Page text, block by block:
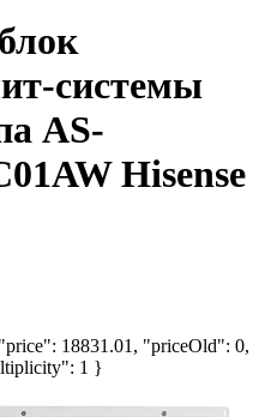
системы
AS-
Hisense
18831.01, "priceOld": 0,
1 }